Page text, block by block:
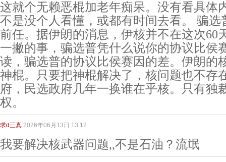
这就个无赖恶棍加老年痴呆。没有看具体
不是没个人看懂，或都有时间去看。 骗选
前任。据伊朗的消息，伊核并不在这次60
一撇的事，骗选普凭什么说你的协议比侯
读，骗选普的协议比侯赛因的差。伊朗的
神棍。只要把神棍解决了，核问题也不存
府，民选政府几年一换谁在乎核。只有独
权。
求d三真 2026年06月13日 13:12
我要解决核武器问题,,不是石油？流氓